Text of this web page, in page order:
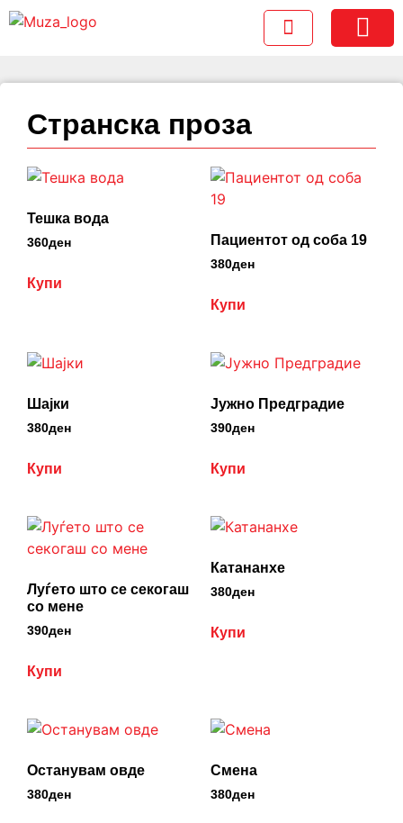
Странска проза
Тешка вода
360ден
Купи
Пациентот од соба 19
380ден
Купи
Шајки
380ден
Купи
Јужно Предградие
390ден
Купи
Луѓето што се секогаш
со мене
390ден
Купи
Катананхе
380ден
Купи
Останувам овде
380ден
Смена
380ден